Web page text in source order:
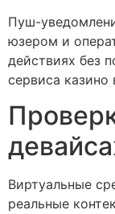
Пуш-
юзером и
действиях без
сервиса казино
Виртуальные
реальные